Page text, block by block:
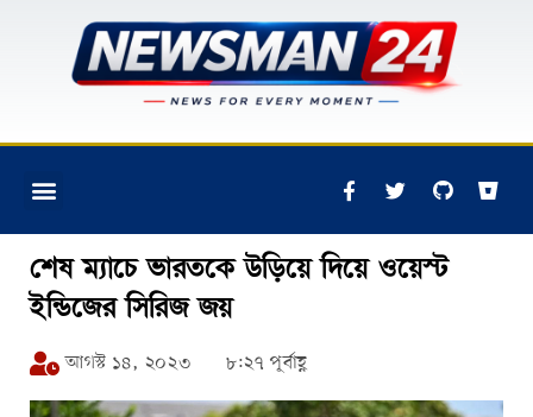
শেষ ম্যাচে ভারতকে উড়িয়ে দিয়ে ওয়েস্ট
ইন্ডিজের সিরিজ জয়
আগস্ট ১৪, ২০২৩ ৮:২৭ পূর্বাহ্ণ